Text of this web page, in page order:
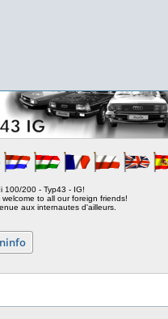
100/200 - Typ43 - IG!
to all our foreign friends!
aux internautes d'ailleurs.